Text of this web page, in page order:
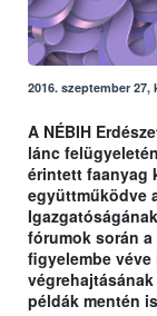
2016. szeptember 27,
A NÉBIH
lánc
érintett faanyag
együttműködve
fórumok során
figyelembe
példák mentén